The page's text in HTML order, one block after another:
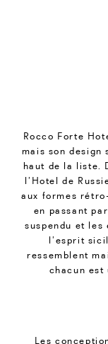
Rocco Forte
mais son design
haut de la liste.
l’Hotel de
aux formes
en passant
suspendu et les
l’esprit
ressemblent
chacun est
Les